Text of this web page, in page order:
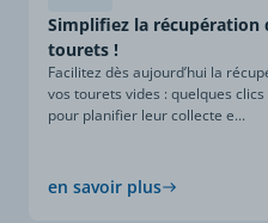
Simplifiez la récupération
tourets !
Facilitez dès aujourd’hui la
vos tourets vides : quelques
pour planifier leur collecte e...
en savoir plus